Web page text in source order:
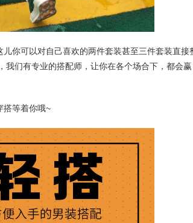
你可以对自己喜欢的两件套装甚至三件套装直接
们有专业的搭配师，让你在各个场合下，都会赢
搭等着你哦~